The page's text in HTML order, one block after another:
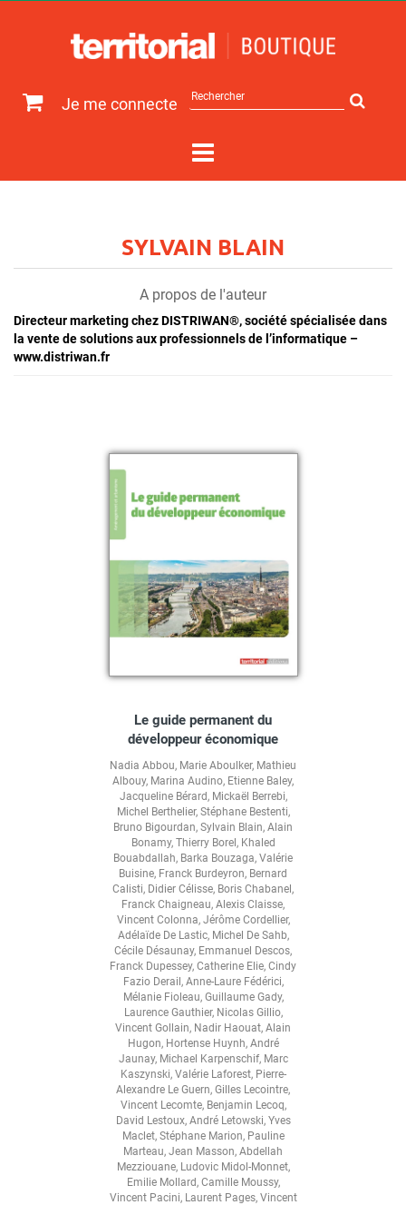
Je me connecte
sur
SYLVAIN BLAIN
A propos de l'auteur
Directeur marketing chez DISTRIWAN®, société spécialisée dans
la vente de solutions aux professionnels de l’informatique –
www.distriwan.fr
Le guide permanent du
développeur économique
Nadia Abbou, Marie Aboulker, Mathieu
Albouy, Marina Audino, Etienne Baley,
Jacqueline Bérard, Mickaël Berrebi,
Michel Berthelier, Stéphane Bestenti,
Bruno Bigourdan, Sylvain Blain, Alain
Bonamy, Thierry Borel, Khaled
Bouabdallah, Barka Bouzaga, Valérie
Buisine, Franck Burdeyron, Bernard
Calisti, Didier Célisse, Boris Chabanel,
Franck Chaigneau, Alexis Claisse,
Vincent Colonna, Jérôme Cordellier,
Adélaïde De Lastic, Michel De Sahb,
Cécile Désaunay, Emmanuel Descos,
Franck Dupessey, Catherine Elie, Cindy
Fazio Derail, Anne-Laure Fédérici,
Mélanie Fioleau, Guillaume Gady,
Laurence Gauthier, Nicolas Gillio,
Vincent Gollain, Nadir Haouat, Alain
Hugon, Hortense Huynh, André
Jaunay, Michael Karpenschif, Marc
Kaszynski, Valérie Laforest, Pierre-
Alexandre Le Guern, Gilles Lecointre,
Vincent Lecomte, Benjamin Lecoq,
David Lestoux, André Letowski, Yves
Maclet, Stéphane Marion, Pauline
Marteau, Jean Masson, Abdellah
Mezziouane, Ludovic Midol-Monnet,
Emilie Mollard, Camille Moussy,
Vincent Pacini, Laurent Pages, Vincent